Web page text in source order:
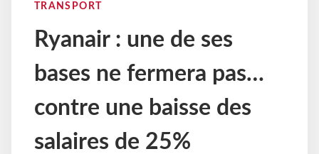
TRANSPORT
Ryanair : une de ses
bases ne fermera pas…
contre une baisse des
salaires de 25%